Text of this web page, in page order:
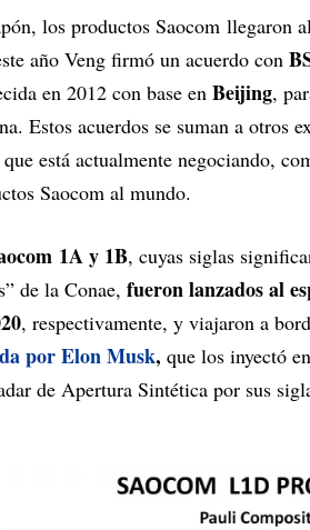
los productos Saocom llegaron
año Veng firmó un acuerdo con
en 2012 con base en Beijing,
Estos acuerdos se suman a otros
está actualmente negociando,
Saocom al mundo.
1A y 1B, cuyas siglas
de la Conae, fueron lanzados al
, respectivamente, y viajaron a
por Elon Musk, que los inyectó
de Apertura Sintética por sus